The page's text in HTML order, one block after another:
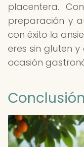
placentera.
preparación y
con éxito la
eres sin gluten
ocasión
Conclusión